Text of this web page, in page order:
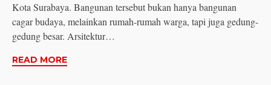
Kota Surabaya. Bangunan tersebut bukan hanya bangunan
cagar budaya, melainkan rumah-rumah warga, tapi juga gedung-
gedung besar. Arsitektur…
READ MORE